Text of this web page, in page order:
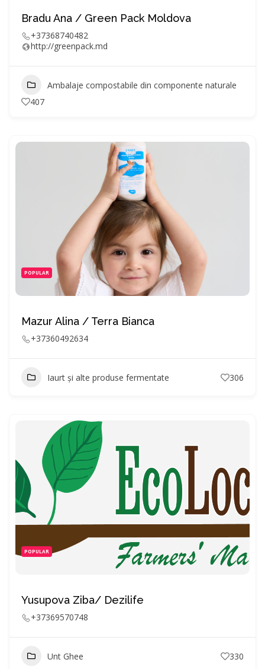
Bradu Ana / Green Pack Moldova
+37368740482
http://greenpack.md
Ambalaje compostabile din componente naturale
407
POPULAR
Mazur Alina / Terra Bianca
+37360492634
Iaurt și alte produse fermentate 306
POPULAR
Yusupova Ziba/ Dezilife
+37369570748
Unt Ghee 330